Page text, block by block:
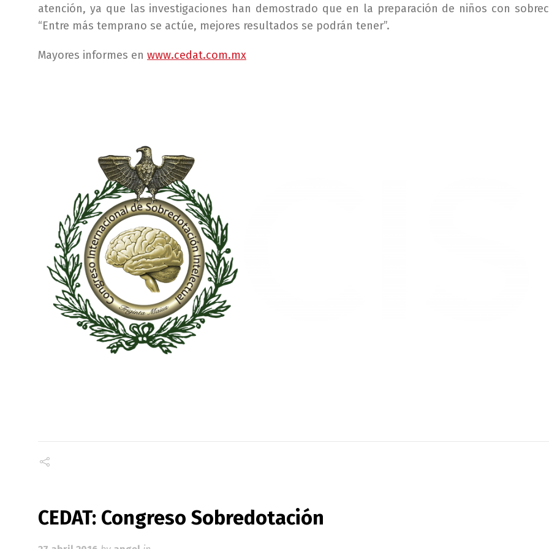
atención, ya que las investigaciones han demostrado que en la preparación de niños con
“Entre más temprano se actúe, mejores resultados se podrán tener”.
Mayores informes en www.cedat.com.mx
CEDAT: Congreso Sobredotación